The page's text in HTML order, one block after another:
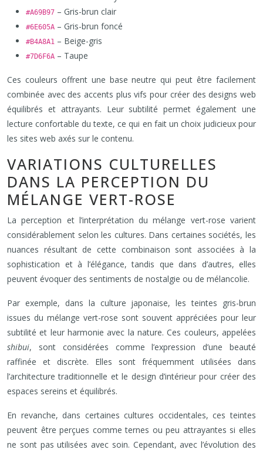
#A69B97 – Gris-brun clair
#6E605A – Gris-brun foncé
#B4A8A1 – Beige-gris
#7D6F6A – Taupe
Ces couleurs offrent une base neutre qui peut être facilement
combinée avec des accents plus vifs pour créer des designs web
équilibrés et attrayants. Leur subtilité permet également une
lecture confortable du texte, ce qui en fait un choix judicieux pour
les sites web axés sur le contenu.
VARIATIONS CULTURELLES
DANS LA PERCEPTION DU
MÉLANGE VERT-ROSE
La perception et l’interprétation du mélange vert-rose varient
considérablement selon les cultures. Dans certaines sociétés, les
nuances résultant de cette combinaison sont associées à la
sophistication et à l’élégance, tandis que dans d’autres, elles
peuvent évoquer des sentiments de nostalgie ou de mélancolie.
Par exemple, dans la culture japonaise, les teintes gris-brun
issues du mélange vert-rose sont souvent appréciées pour leur
subtilité et leur harmonie avec la nature. Ces couleurs, appelées
shibui, sont considérées comme l’expression d’une beauté
raffinée et discrète. Elles sont fréquemment utilisées dans
l’architecture traditionnelle et le design d’intérieur pour créer des
espaces sereins et équilibrés.
En revanche, dans certaines cultures occidentales, ces teintes
peuvent être perçues comme ternes ou peu attrayantes si elles
ne sont pas utilisées avec soin. Cependant, avec l’évolution des